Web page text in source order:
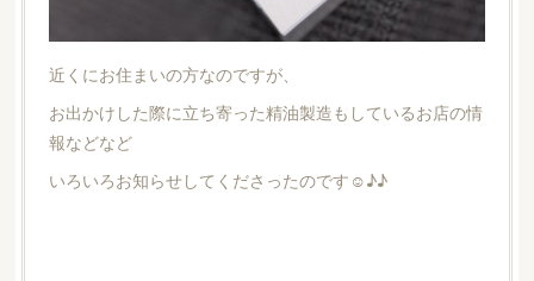
近くにお住まいの方なのですが、
お出かけした際に立ち寄った精油製造もしているお店の情
報などなど
いろいろお知らせしてくださったのです☺︎♪♪